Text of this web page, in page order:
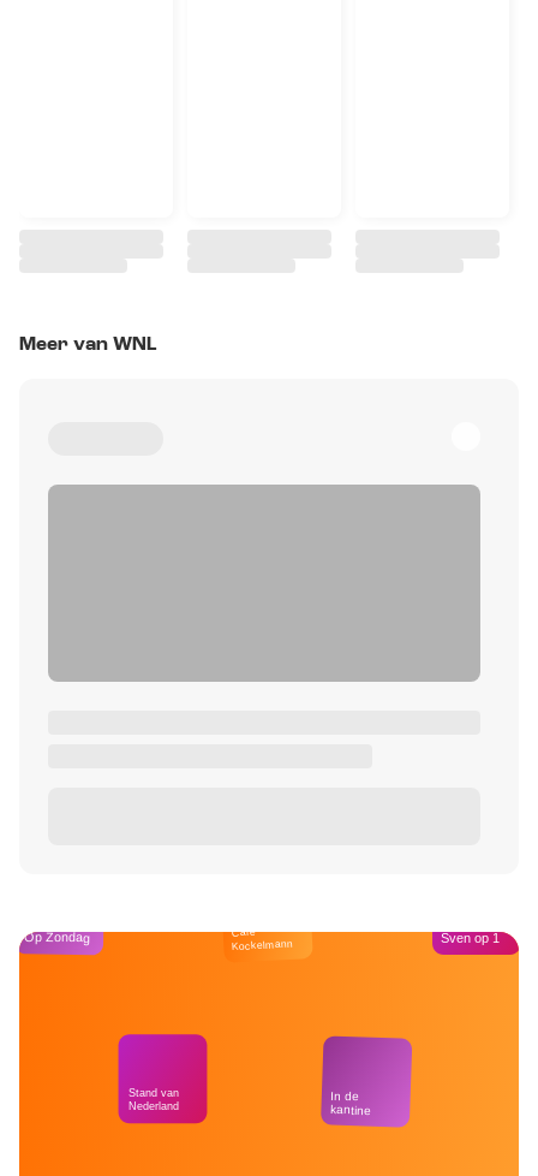
Meer van WNL
Op Zondag
Stand van
Nederland
Café
Kockelmann
In de
kantine
Sven op 1